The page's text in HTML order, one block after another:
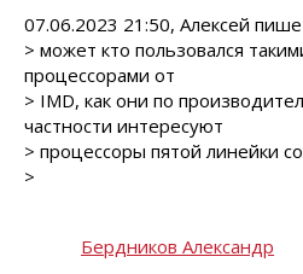
07.06.2023 21:50, Алексей
> может кто пользовался
процессорами от
> IMD, как они по
частности интересуют
> процессоры пятой линейки
>
Бердников Александр